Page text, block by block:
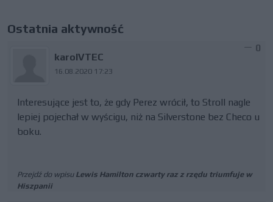
Ostatnia aktywność
karolVTEC
16.08.2020 17:23
0
Interesujące jest to, że gdy Perez wrócił, to Stroll nagle
lepiej pojechał w wyścigu, niż na Silverstone bez Checo u
boku.
Przejdź do wpisu Lewis Hamilton czwarty raz z rzędu triumfuje w
Hiszpanii